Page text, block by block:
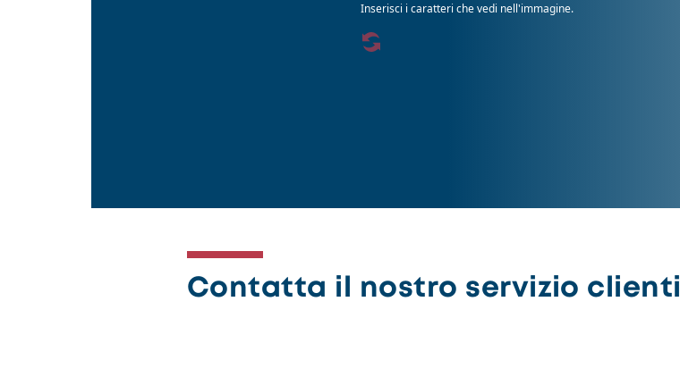
Inserisci i caratteri che vedi nell'immagine.
Contatta il nostro servizio clienti